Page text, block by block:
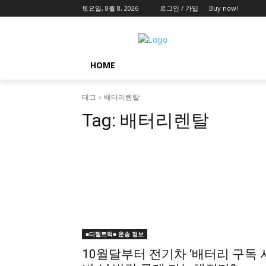
토요일, 8월 8, 2026 로그인 / 가입 Buy now!
HOME
태그 배터리렌탈
Tag: 배터리렌탈
■디젤트럭■ 운송.정보
10월달부터 전기차 ‘배터리 구독